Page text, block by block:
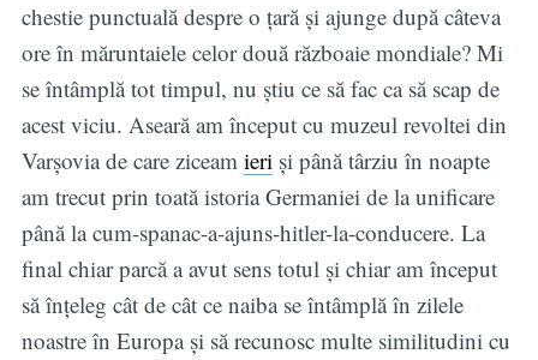
chestie punctuală despre o țară și ajunge după câteva
ore în măruntaiele celor două războaie mondiale? Mi
se întâmplă tot timpul, nu știu ce să fac ca să scap de
acest viciu. Aseară am început cu muzeul revoltei din
Varșovia de care ziceam ieriși până târziu în noapte
am trecut prin toată istoria Germaniei de la unificare
până la cum-spanac-a-ajuns-hitler-la-conducere. La
final chiar parcă a avut sens totul și chiar am început
să înțeleg cât de cât ce naiba se întâmplă în zilele
noastre în Europa și să recunosc multe similitudini cu